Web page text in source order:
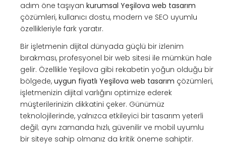
adım öne taşıyan kurumsal Yeşilova web tasarım
çözümleri, kullanıcı dostu, modern ve SEO uyumlu
özellikleriyle fark yaratır.
Bir işletmenin dijital dünyada güçlü bir izlenim
bırakması, profesyonel bir web sitesi ile mümkün hale
gelir. Özellikle Yeşilova gibi rekabetin yoğun olduğu bir
bölgede, uygun fiyatlı Yeşilova web tasarım çözümleri,
işletmenizin dijital varlığını optimize ederek
müşterilerinizin dikkatini çeker. Günümüz
teknolojilerinde, yalnızca etkileyici bir tasarım yeterli
değil; aynı zamanda hızlı, güvenilir ve mobil uyumlu
bir siteye sahip olmanız da kritik öneme sahiptir.